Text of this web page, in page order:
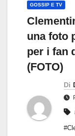
GOSSIP E TV
una foto
per i fan
(FOTO)
Di